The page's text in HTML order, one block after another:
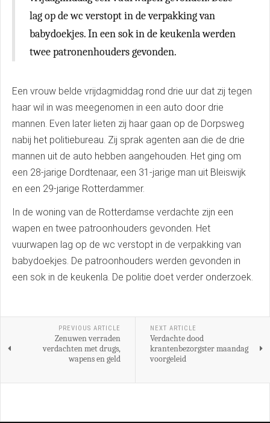
lag op de wc verstopt in de verpakking van
babydoekjes. In een sok in de keukenla werden
twee patronenhouders gevonden.
Een vrouw belde vrijdagmiddag rond drie uur dat zij tegen
haar wil in was meegenomen in een auto door drie
mannen. Even later lieten zij haar gaan op de Dorpsweg
nabij het politiebureau. Zij sprak agenten aan die de drie
mannen uit de auto hebben aangehouden. Het ging om
een 28-jarige Dordtenaar, een 31-jarige man uit Bleiswijk
en een 29-jarige Rotterdammer.
In de woning van de Rotterdamse verdachte zijn een
wapen en twee patroonhouders gevonden. Het
vuurwapen lag op de wc verstopt in de verpakking van
babydoekjes. De patroonhouders werden gevonden in
een sok in de keukenla. De politie doet verder onderzoek.
PREVIOUS ARTICLE
Zenuwen verraden
verdachten met drugs,
wapens en geld
NEXT ARTICLE
Verdachte dood
krantenbezorgster maandag
voorgeleid